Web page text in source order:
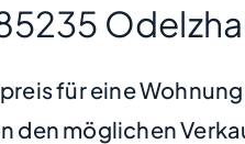
für eine
den möglichen